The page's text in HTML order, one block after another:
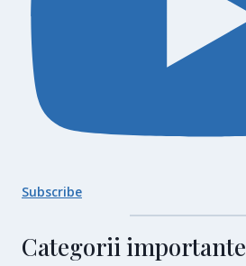
Subscribe
Categorii importante